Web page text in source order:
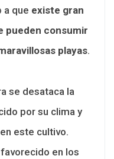
a que existe gran
pueden consumir
playas.
se desataca la
por su clima y
este cultivo.
en los